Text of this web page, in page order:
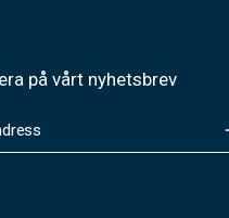
på vårt nyhetsbrev